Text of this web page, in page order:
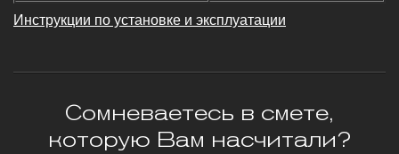
Инструкции по установке и эксплуатации
Сомневаетесь в смете,
которую Вам насчитали?